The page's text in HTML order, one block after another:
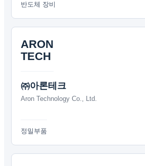
반도체 장비
ARON
TECH
㈜아론테크
Aron Technology Co., Ltd.
정밀부품